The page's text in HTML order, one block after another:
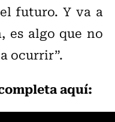
futuro. Y va a
es algo que no
ocurrir”.
aquí: